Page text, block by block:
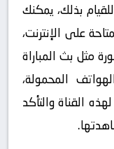
بذلك، يمكنك
على الإنترنت،
مثل بث المباراة
المحمولة،
القناة والتأكد